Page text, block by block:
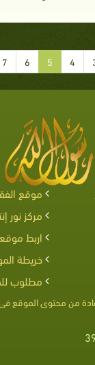
4
5
6
7
موقع
مركز نور
اربط
خريطة
مطلوب
من محتوى الموقع